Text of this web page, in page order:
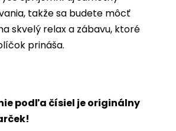
takže sa budete môcť
skvelý relax a zábavu, ktoré
prináša.
podľa čísiel je originálny